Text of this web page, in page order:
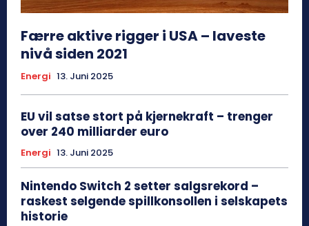
Færre aktive rigger i USA – laveste
nivå siden 2021
Energi 13. Juni 2025
EU vil satse stort på kjernekraft – trenger
over 240 milliarder euro
Energi 13. Juni 2025
Nintendo Switch 2 setter salgsrekord –
raskest selgende spillkonsollen i selskapets
historie